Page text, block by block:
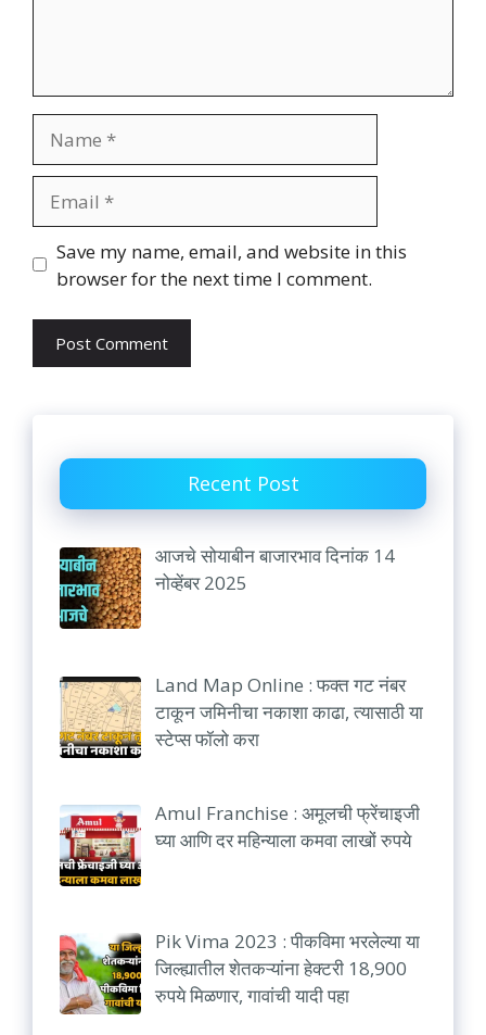
Website
Save my name, email, and website in this
browser for the next time I comment.
Recent Post
आजचे सोयाबीन बाजारभाव दिनांक 14
नोव्हेंबर 2025
Land Map Online : फक्त गट नंबर
टाकून जमिनीचा नकाशा काढा, त्यासाठी या
स्टेप्स फॉलो करा
Amul Franchise : अमूलची फ्रेंचाइजी
घ्या आणि दर महिन्याला कमवा लाखों रुपये
Pik Vima 2023 : पीकविमा भरलेल्या या
जिल्ह्यातील शेतकऱ्यांना हेक्टरी 18,900
रुपये मिळणार, गावांची यादी पहा